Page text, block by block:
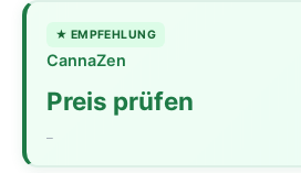
★ EMPFEHLUNG
CannaZen
Preis prüfen
–